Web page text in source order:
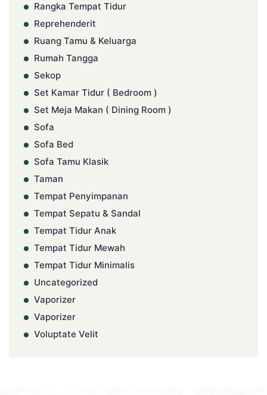
Rangka Tempat Tidur
Reprehenderit
Ruang Tamu & Keluarga
Rumah Tangga
Sekop
Set Kamar Tidur ( Bedroom )
Set Meja Makan ( Dining Room )
Sofa
Sofa Bed
Sofa Tamu Klasik
Taman
Tempat Penyimpanan
Tempat Sepatu & Sandal
Tempat Tidur Anak
Tempat Tidur Mewah
Tempat Tidur Minimalis
Uncategorized
Vaporizer
Vaporizer
Voluptate Velit